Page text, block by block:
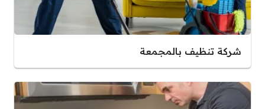
شركة تنظيف بالمجمعة